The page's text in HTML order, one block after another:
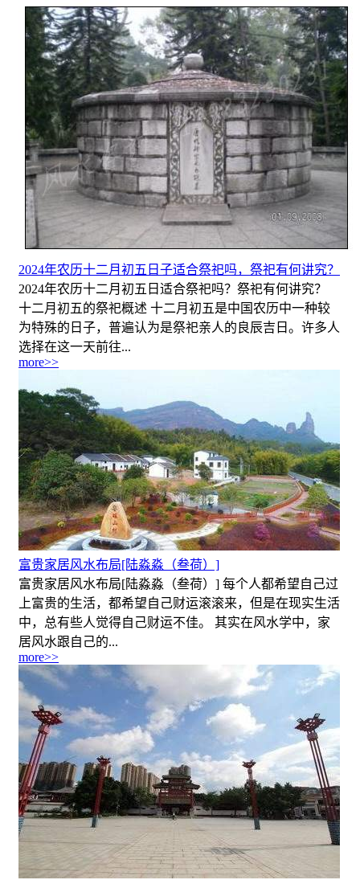
2024年农历十二月初五日子适合祭祀吗，祭祀有何讲究？
2024年农历十二月初五日适合祭祀吗？祭祀有何讲究？
十二月初五的祭祀概述 十二月初五是中国农历中一种较
为特殊的日子，普遍认为是祭祀亲人的良辰吉日。许多人
选择在这一天前往...
more>>
富贵家居风水布局[陆淼淼（叁荷）]
富贵家居风水布局[陆淼淼（叁荷）] 每个人都希望自己过
上富贵的生活，都希望自己财运滚滚来，但是在现实生活
中，总有些人觉得自己财运不佳。 其实在风水学中，家
居风水跟自己的...
more>>